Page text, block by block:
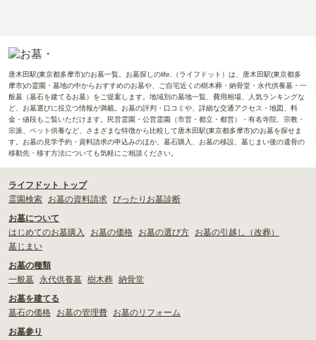
唐木田駅(東京都多摩市)のお墓一覧。お墓探しのlife.（ライフドット）は、唐木田駅(東京都多
摩市)の霊園・墓地の中からおすすめのお墓や、ご自宅近くの樹木葬・納骨堂・永代供養墓・一
般墓（墓石を建てるお墓）をご提案します。地域別の墓地一覧、費用相場、人気ランキングな
ど、お墓選びに役立つ情報が満載。お墓の評判・口コミや、詳細な交通アクセス・地図、料
金・値段もご覧いただけます。民営霊園・公営霊園（市営・都立・都営）・有名寺院、宗教・
宗派、ペット供養など、さまざまな特徴から比較して唐木田駅(東京都多摩市)のお墓を探せま
す。お墓の見学予約・資料請求の申込みのほか、墓石購入、お墓の移設、墓じまい後の遺骨の
移動先・移す方法についても気軽にご相談ください。
ライフドット トップ
霊園検索
お墓の資料請求 ぴったりお墓診断
お墓について
はじめてのお墓購入
お墓の価格 お墓の選び方
お墓の引越し（改葬）
墓じまい
お墓の種類
一般墓
永代供養墓 樹木葬 納骨堂
お墓を建てる
墓石の価格
お墓の管理費
お墓のリフォーム
お墓参り